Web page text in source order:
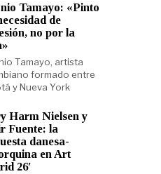
Tamayo: «Pinto
de
no por la
Tamayo, artista
formado entre
y Nueva York
Harm Nielsen y
Fuente: la
danesa-
en Art
26′